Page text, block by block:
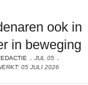
ook in
in beweging
JUL 05
05 JULI 2026